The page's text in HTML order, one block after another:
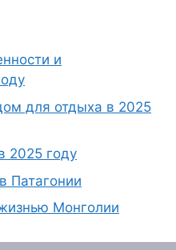
и
для отдыха в 2025
2025 году
Патагонии
Монголии